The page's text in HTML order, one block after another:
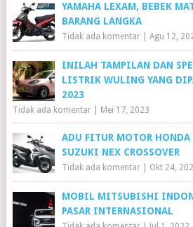
YAMAHA LEXAM, BEBEK
BARANG LANGKA
Tidak ada komentar| Agu 12,
INILAH TAMPILAN DAN
LISTRIK WULING YANG
2023
Tidak ada komentar| Mei 17, 2023
ADU FITUR MOTOR HONDA
SUZUKI NEX CROSSOVER
Tidak ada komentar| Okt 24,
MOBIL MITSUBISHI
PASAR INTERNASIONAL